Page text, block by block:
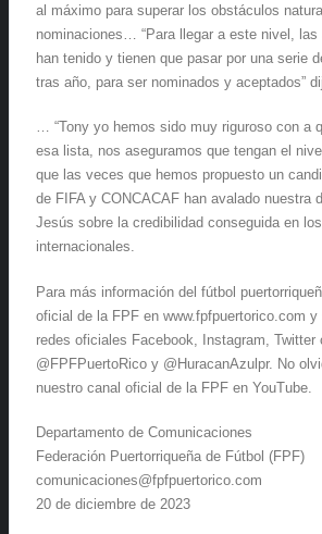
al máximo para superar los obstáculos
nominaciones… “Para llegar a este nivel, las
han tenido y tienen que pasar por una serie
tras año, para ser nominados y aceptados”
… “Tony yo hemos sido muy riguroso con a
esa lista, nos aseguramos que tengan el
que las veces que hemos propuesto un
de FIFA y CONCACAF han avalado nuestra
Jesús sobre la credibilidad conseguida en
internacionales.
Para más información del fútbol
oficial de la FPF en www.fpfpuertorico.com
redes oficiales Facebook, Instagram, Twitter
@FPFPuertoRico y @HuracanAzulpr. No
nuestro canal oficial de la FPF en YouTube.
Departamento de Comunicaciones
Federación Puertorriqueña de Fútbol (FPF)
comunicaciones@fpfpuertorico.com
20 de diciembre de 2023